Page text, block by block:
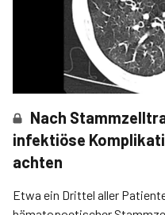
Nach
infektiöse
achten
Etwa ein Drittel aller